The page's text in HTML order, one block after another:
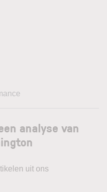
analyse van
uit ons